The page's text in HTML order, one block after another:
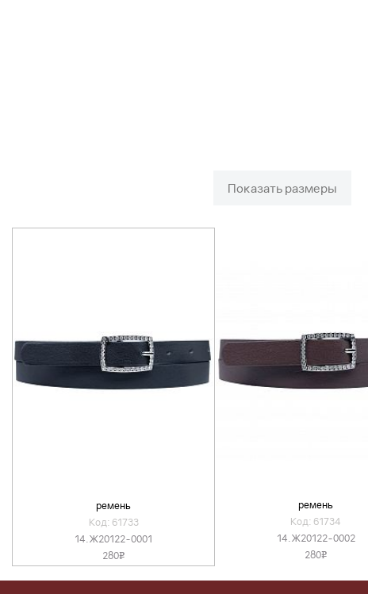
Показать размеры
ремень
Код: 61733
14.Ж20122-0001
280v
ремень
Код: 61734
14.Ж20122-0002
280v